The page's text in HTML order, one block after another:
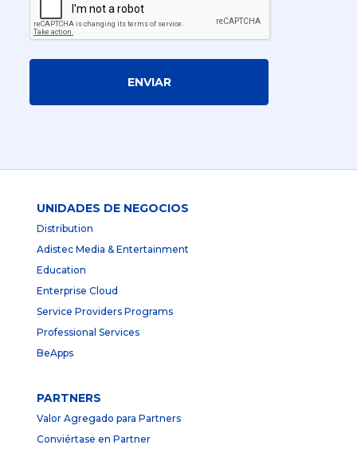
ENVIAR
UNIDADES DE NEGOCIOS
Distribution
Adistec Media & Entertainment
Education
Enterprise Cloud
Service Providers Programs
Professional Services
BeApps
PARTNERS
Valor Agregado para Partners
Conviértase en Partner